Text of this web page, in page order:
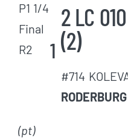
P1 1/4
Final
R2
1
2 LC
(2)
#714
(pt)